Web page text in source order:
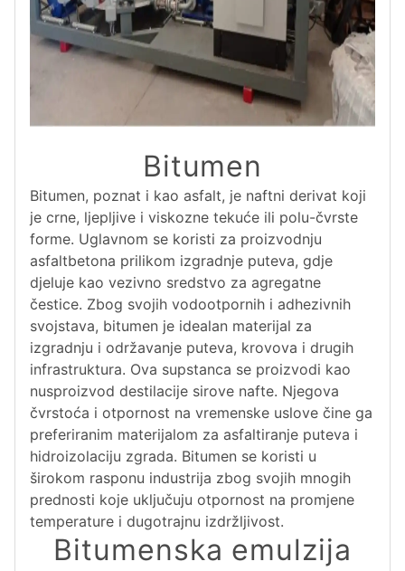
Bitumen
Bitumen, poznat i kao asfalt, je naftni derivat koji
je crne, ljepljive i viskozne tekuće ili polu-čvrste
forme. Uglavnom se koristi za proizvodnju
asfaltbetona prilikom izgradnje puteva, gdje
djeluje kao vezivno sredstvo za agregatne
čestice. Zbog svojih vodootpornih i adhezivnih
svojstava, bitumen je idealan materijal za
izgradnju i održavanje puteva, krovova i drugih
infrastruktura. Ova supstanca se proizvodi kao
nusproizvod destilacije sirove nafte. Njegova
čvrstoća i otpornost na vremenske uslove čine ga
preferiranim materijalom za asfaltiranje puteva i
hidroizolaciju zgrada. Bitumen se koristi u
širokom rasponu industrija zbog svojih mnogih
prednosti koje uključuju otpornost na promjene
temperature i dugotrajnu izdržljivost.
Bitumenska emulzija